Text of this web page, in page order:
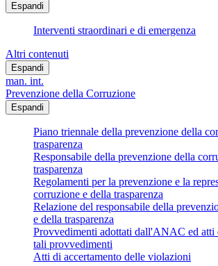
Espandi
Interventi straordinari e di emergenza
Altri contenuti
Espandi
man. int.
Prevenzione della Corruzione
Espandi
Piano triennale della prevenzione della
trasparenza
Responsabile della prevenzione della
trasparenza
Regolamenti per la prevenzione e la
corruzione e della trasparenza
Relazione del responsabile della
e della trasparenza
Provvedimenti adottati dall'ANAC ed atti
tali provvedimenti
Atti di accertamento delle violazioni